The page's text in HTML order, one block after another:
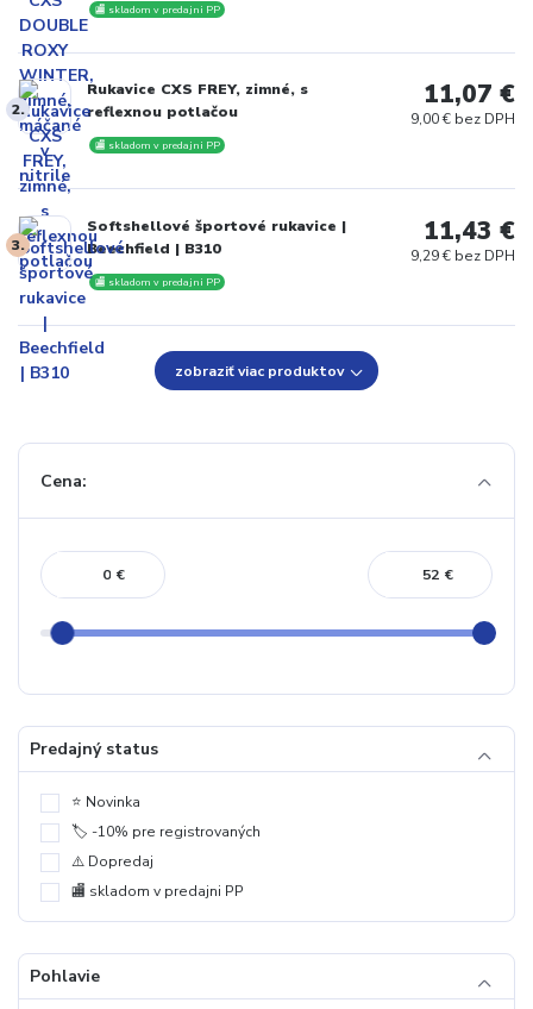
🏬 skladom v predajni PP
2.
Rukavice CXS FREY, zimné, s
reflexnou potlačou
🏬 skladom v predajni PP
11,07 €
9,00 € bez DPH
3.
Softshellové športové rukavice |
Beechfield | B310
🏬 skladom v predajni PP
11,43 €
9,29 € bez DPH
zobraziť viac produktov
Cena:
€ €
Predajný status
⭐️ Novinka
🏷️ -10% pre registrovaných
⚠️ Dopredaj
🏬 skladom v predajni PP
Pohlavie